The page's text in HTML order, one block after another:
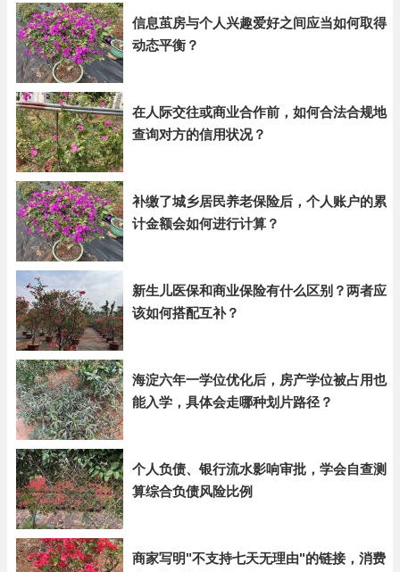
信息茧房与个人兴趣爱好之间应当如何取得
动态平衡？
在人际交往或商业合作前，如何合法合规地
查询对方的信用状况？
补缴了城乡居民养老保险后，个人账户的累
计金额会如何进行计算？
新生儿医保和商业保险有什么区别？两者应
该如何搭配互补？
海淀六年一学位优化后，房产学位被占用也
能入学，具体会走哪种划片路径？
个人负债、银行流水影响审批，学会自查测
算综合负债风险比例
商家写明"不支持七天无理由"的链接，消费